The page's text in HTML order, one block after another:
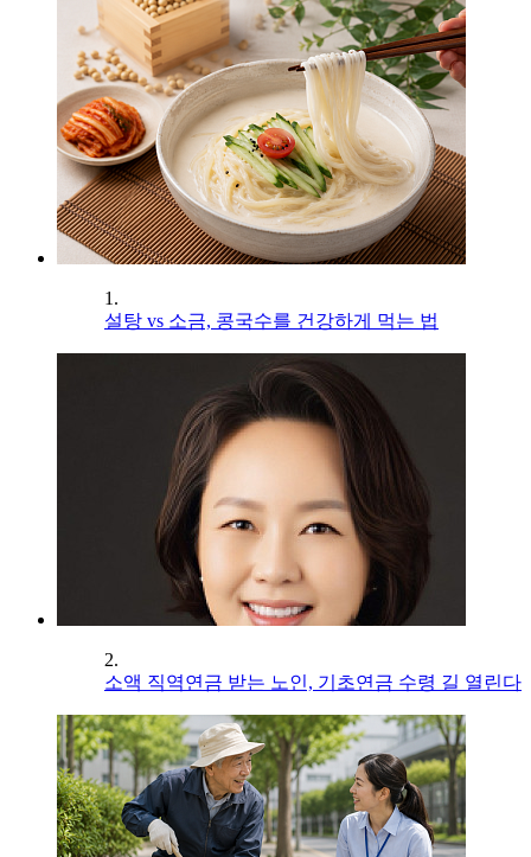
1.
설탕 vs 소금, 콩국수를 건강하게 먹는 법
2.
소액 직역연금 받는 노인, 기초연금 수령 길 열린다